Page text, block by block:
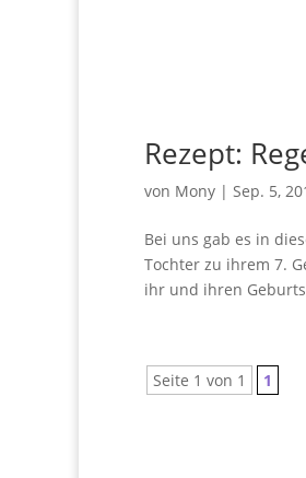
Rezept:
von Mony | Sep. 5,
Bei uns gab es in
Tochter zu ihrem 7.
ihr und ihren
Seite 1 von 1 1